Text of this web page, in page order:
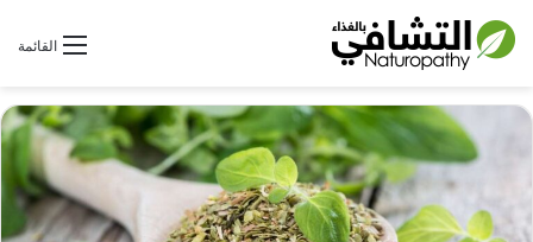
القائمةبحث عن